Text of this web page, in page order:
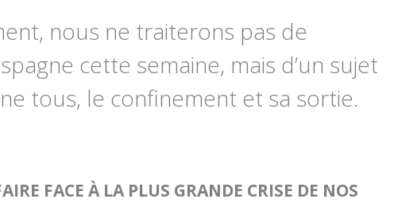
nous ne traiterons pas de
cette semaine, mais d’un sujet
tous, le confinement et sa sortie.
FACE À LA PLUS GRANDE CRISE DE NOS